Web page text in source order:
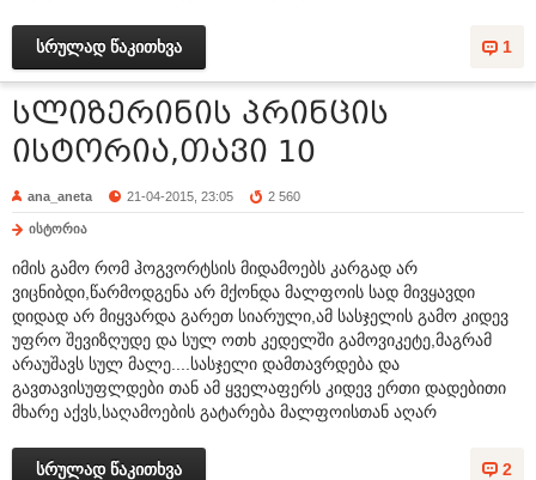
1
სრულად წაკითხვა
სლიზერინის პრინცის
ისტორია,თავი 10
ana_aneta 21-04-2015, 23:05 2 560
ისტორია
იმის გამო რომ ჰოგვორტსის მიდამოებს კარგად არ
ვიცნიბდი,წარმოდგენა არ მქონდა მალფოის სად მივყავდი
დიდად არ მიყვარდა გარეთ სიარული,ამ სასჯელის გამო კიდევ
უფრო შევიზღუდე და სულ ოთხ კედელში გამოვიკეტე,მაგრამ
არაუშავს სულ მალე....სასჯელი დამთავრდება და
გავთავისუფლდები თან ამ ყველაფერს კიდევ ერთი დადებითი
მხარე აქვს,საღამოების გატარება მალფოისთან აღარ
2
სრულად წაკითხვა